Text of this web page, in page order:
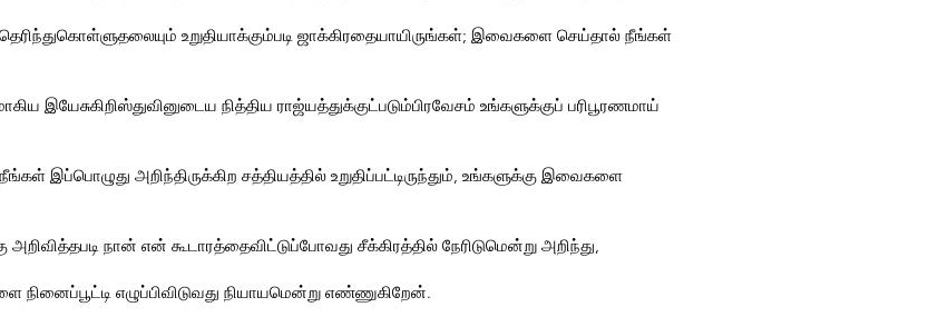
உறுதியாக்கும்படி ஜாக்கிரதையாயிருங்கள்; இவைகளை செய்தால் நீங்கள்
இயேசுகிறிஸ்துவினுடைய நித்திய ராஜ்யத்துக்குட்படும்பிரவேசம் உங்களுக்குப் பரிபூரணமாய்
இப்பொழுது அறிந்திருக்கிற சத்தியத்தில் உறுதிப்பட்டிருந்தும், உங்களுக்கு இவைகளை
நான் என் கூடாரத்தைவிட்டுப்போவது சீக்கிரத்தில் நேரிடுமென்று அறிந்து,
நினைப்பூட்டி எழுப்பிவிடுவது நியாயமென்று எண்ணுகிறேன்.